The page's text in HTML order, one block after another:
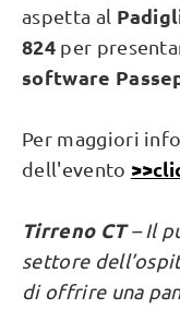
aspetta al
824per
software
Per maggiori
dell'evento
Tirreno CT– Il
settore
di offrire una